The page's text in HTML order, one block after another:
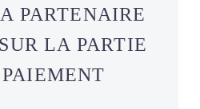
PARTENAIRE
LA PARTIE